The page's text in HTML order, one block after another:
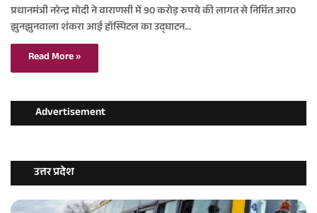
प्रधानमंत्री नरेन्द्र मोदी ने वाराणसी में 90 करोड़ रुपये की लागत से निर्मित आर0
झुनझुनवाला शंकरा आई हॉस्पिटल का उद्घाटन…
Read More »
Advertisement
उत्तर प्रदेश